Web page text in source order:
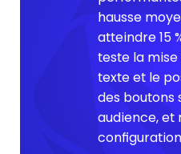
hausse
atteindre 15
teste la
texte et le
des boutons
audience, et